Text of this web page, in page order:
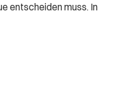
entscheiden muss. In